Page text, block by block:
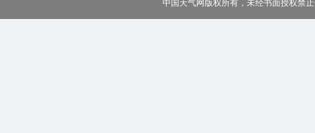
中国天气网版权所有，未经书面授权